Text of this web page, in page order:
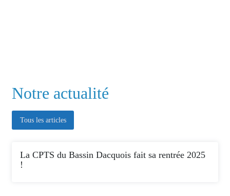
Notre actualité
Tous les articles
La CPTS du Bassin Dacquois fait sa rentrée 2025
!